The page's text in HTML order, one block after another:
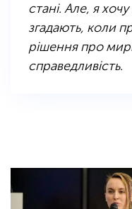
стані. Але, я
згадають, коли
рішення про
справедливість.